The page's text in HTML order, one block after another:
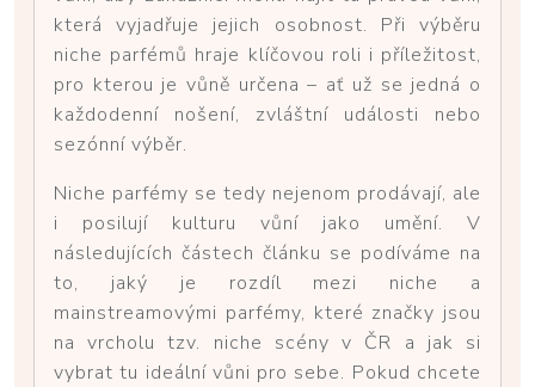
která vyjadřuje jejich osobnost. Při výběru
niche parfémů hraje klíčovou roli i příležitost,
pro kterou je vůně určena – ať už se jedná o
každodenní nošení, zvláštní události nebo
sezónní výběr.
Niche parfémy se tedy nejenom prodávají, ale
i posilují kulturu vůní jako umění. V
následujících částech článku se podíváme na
to, jaký je rozdíl mezi niche a
mainstreamovými parfémy, které značky jsou
na vrcholu tzv. niche scény v ČR a jak si
vybrat tu ideální vůni pro sebe. Pokud chcete